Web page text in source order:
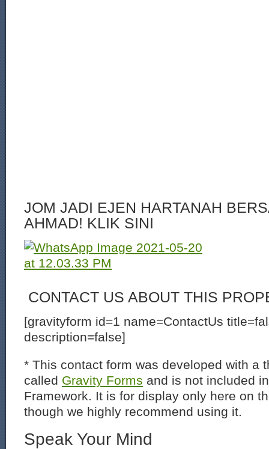
JOM JADI EJEN HARTANAH
AHMAD! KLIK SINI
CONTACT US ABOUT THIS
[gravityform id=1 name=ContactUs
description=false]
* This contact form was developed with a
called Gravity Forms and is not included
Framework. It is for display only here on
though we highly recommend using it.
Speak Your Mind